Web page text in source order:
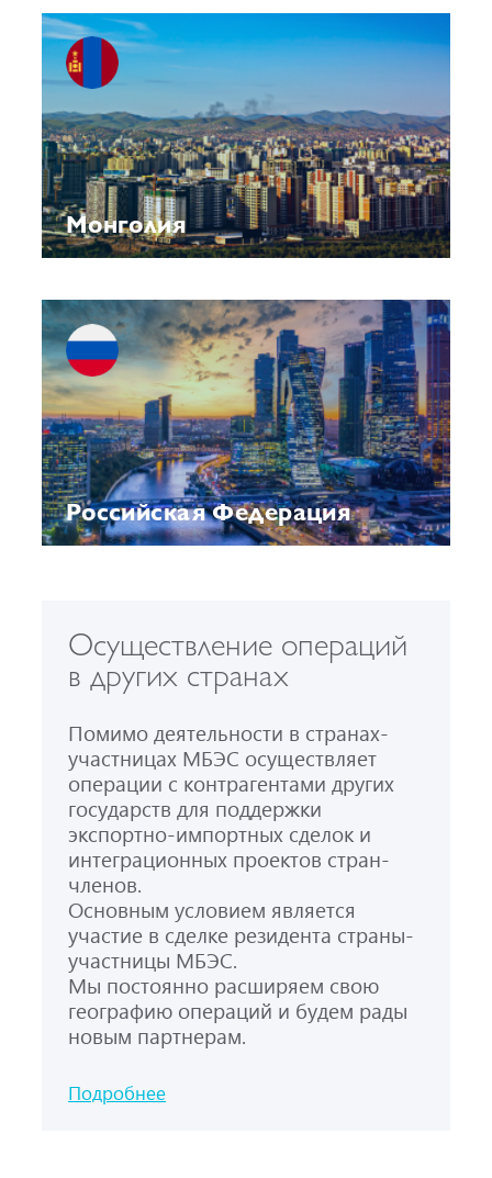
Монголия
Российская Федерация
Осуществление операций
в других странах
Помимо деятельности в странах-
участницах МБЭС осуществляет
операции с контрагентами других
государств для поддержки
экспортно-импортных сделок и
интеграционных проектов стран-
членов.
Основным условием является
участие в сделке резидента страны-
участницы МБЭС.
Мы постоянно расширяем свою
географию операций и будем рады
новым партнерам.
Подробнее